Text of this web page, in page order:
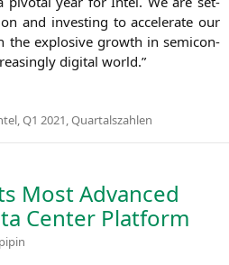
and inves­t­ing to acce­le­ra­te our
the explo­si­ve growth in semi­con­
digi­tal world.”
Q1 2021 Quartalszahlen
Most Advanced
Center Platform
Verfasst
von
pipin